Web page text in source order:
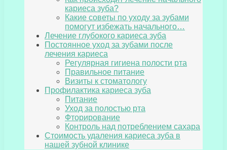
кариеса зуба?
Какие советы по уходу за зубами
помогут избежать начального…
Лечение глубокого кариеса зуба
Постоянное уход за зубами после
лечения кариеса
Регулярная гигиена полости рта
Правильное питание
Визиты к стоматологу
Профилактика кариеса зуба
Питание
Уход за полостью рта
Фторирование
Контроль над потреблением сахара
Стоимость удаления кариеса зуба в
нашей зубной клинике